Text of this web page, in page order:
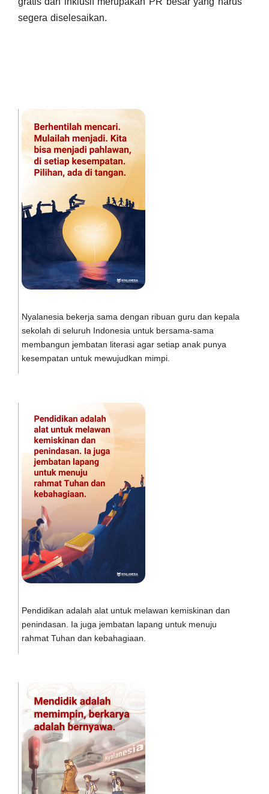
segera diselesaikan.
Nyalanesia bekerja sama dengan ribuan guru dan kepala
sekolah di seluruh Indonesia untuk bersama-sama
membangun jembatan literasi agar setiap anak punya
kesempatan untuk mewujudkan mimpi.
Pendidikan adalah alat untuk melawan kemiskinan dan
penindasan. Ia juga jembatan lapang untuk menuju
rahmat Tuhan dan kebahagiaan.